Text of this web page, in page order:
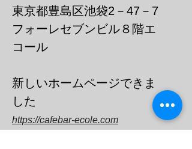
東京都豊島区池袋2－47－7
フォーレセブンビル８階エ
コール
​新しいホームページできま
した
https://cafebar-ecole.com